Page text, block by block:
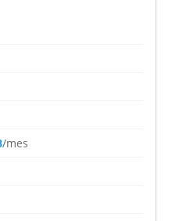
/mes